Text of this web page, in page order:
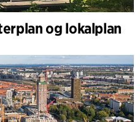
og lokalplan